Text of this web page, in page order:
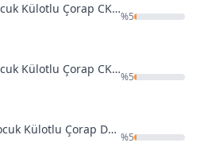
Kozal Pamuklu Çocuk Külotlu Çorap CKOZ01442
%5
Kozal Pamuklu Çocuk Külotlu Çorap CKOZ01442 Kırmızı
%5
Opak 40 Denye Çocuk Külotlu Çorap Dore 10678
%5